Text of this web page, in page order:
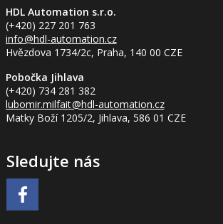
HDL Automation s.r.o.
(+420) 227 201 763
info@hdl-automation.cz
Hvězdova 1734/2c, Praha, 140 00 CZE
Pobočka Jihlava
(+420) 734 281 382
lubomir.milfait@hdl-automation.cz
Matky Boží 1205/2, Jihlava, 586 01 CZE
Sledujte nás